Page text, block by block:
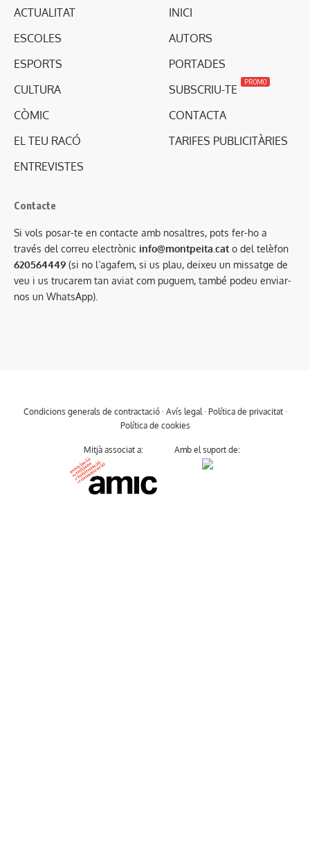
ACTUALITAT
ESCOLES
ESPORTS
CULTURA
CÒMIC
EL TEU RACÓ
ENTREVISTES
INICI
AUTORS
PORTADES
SUBSCRIU-TE
PROMO
CONTACTA
TARIFES PUBLICITÀRIES
Contacte
Si vols posar-te en contacte amb nosaltres, pots fer-ho a
través del correu electrònic info@montpeita.cat o del telèfon
620564449 (si no l’agafem, si us plau, deixeu un missatge de
veu i us trucarem tan aviat com puguem, també podeu enviar-
nos un WhatsApp).
Condicions generals de contractació· Avís legal · Política de privacitat·
Política de cookies
Mitjà associat a: Amb el suport de: